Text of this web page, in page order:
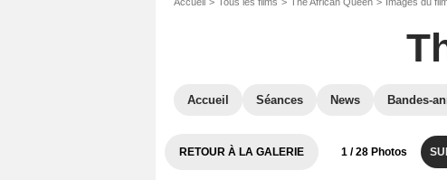
Accueil Séances News Bandes-
RETOUR À LA GALERIE 1 / 28 Photos